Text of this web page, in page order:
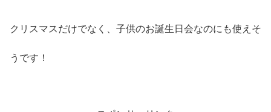
クリスマスだけでなく、子供のお誕生日会なのにも使えそ
うです！